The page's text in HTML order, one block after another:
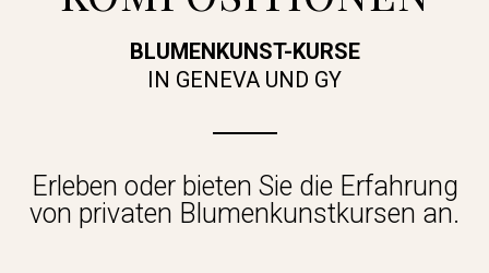
BLUMENKUNST-KURSE
IN GENEVA UND GY
Erleben oder bieten Sie die Erfahrung
von privaten Blumenkunstkursen an.